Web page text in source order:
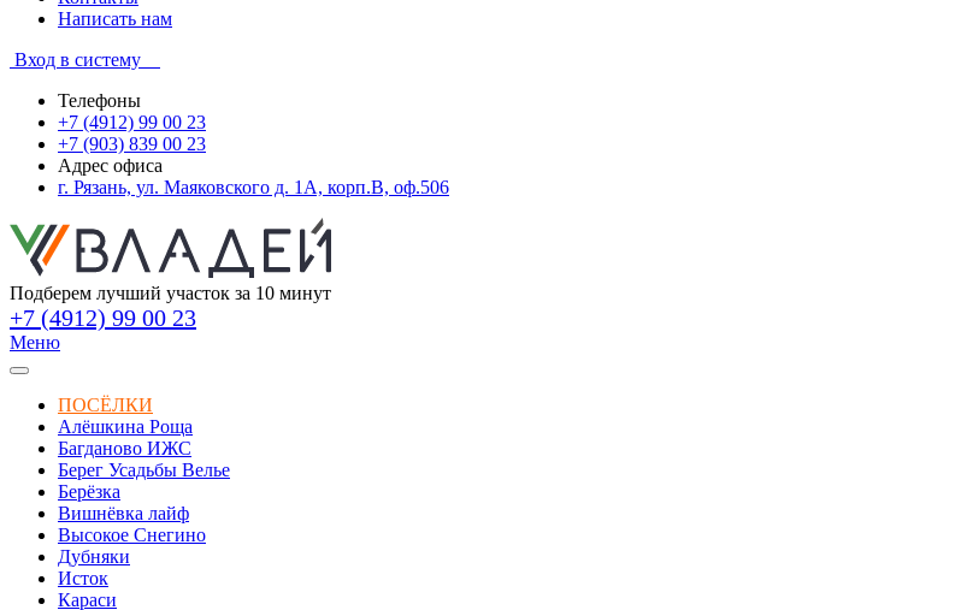
Написать нам
Вход в систему
Телефоны
+7 (4912) 99 00 23
+7 (903) 839 00 23
Адрес офиса
г. Рязань, ул. Маяковского д. 1А, корп.В, оф.506
Подберем лучший участок за 10 минут
+7 (4912) 99 00 23
Меню
ПОСЁЛКИ
Алёшкина Роща
Багданово ИЖС
Берег Усадьбы Велье
Берёзка
Вишнёвка лайф
Высокое Снегино
Дубняки
Исток
Караси